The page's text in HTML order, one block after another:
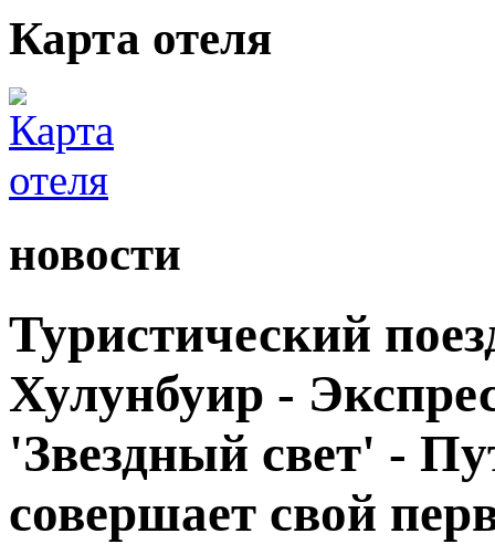
Карта отеля
новости
Туристический
Хулунбуир -
'Звездный свет' -
совершает свой